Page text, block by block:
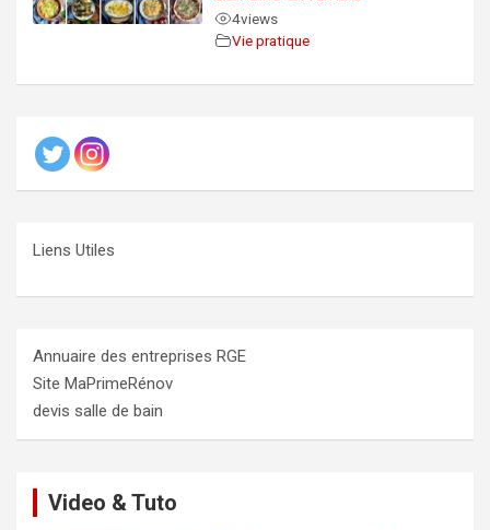
4views
Vie pratique
Liens Utiles
Annuaire des entreprises RGE
Site MaPrimeRénov
devis salle de bain
Video & Tuto